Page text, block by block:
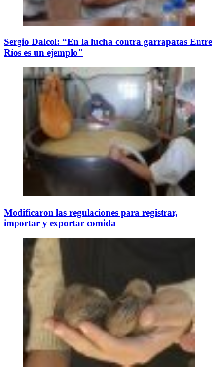
Sergio Dalcol: “En la lucha contra garrapatas Entre
Ríos es un ejemplo"
Modificaron las regulaciones para registrar,
importar y exportar comida